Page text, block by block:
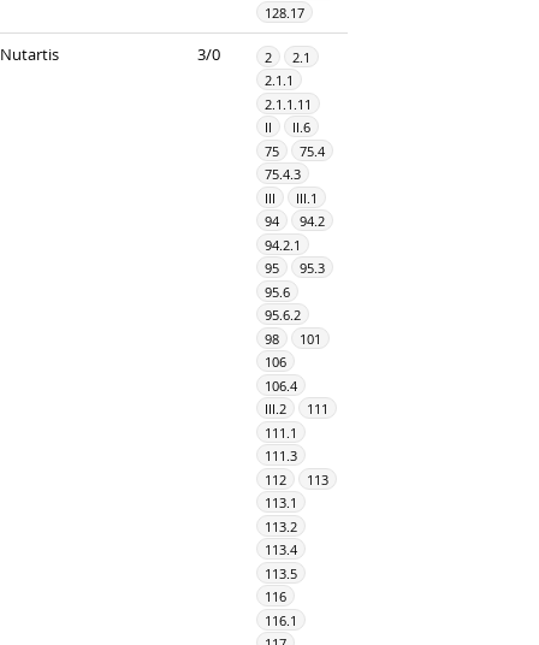
128.17
Nutartis 3/0 2
2.1
2.1.1
2.1.1.11
II
II.6
75
75.4
75.4.3
III
III.1
94
94.2
94.2.1
95
95.3
95.6
95.6.2
98
101
106
106.4
III.2
111
111.1
111.3
112
113
113.1
113.2
113.4
113.5
116
116.1